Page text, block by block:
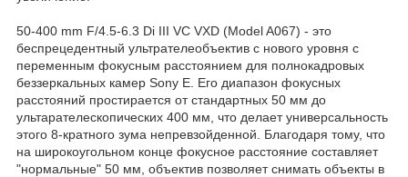
50-400 mm F/4.5-6.3 Di III VC VXD (Model A067) - это
беспрецедентный ультрателеобъектив с нового уровня с
переменным фокусным расстоянием для полнокадровых
беззеркальных камер Sony E. Его диапазон фокусных
расстояний простирается от стандартных 50 мм до
ультарателескопических 400 мм, что делает универсальность
этого 8-кратного зума непревзойденной. Благодаря тому, что
на широкоугольном конце фокусное расстояние составляет
"нормальные" 50 мм, объектив позволяет снимать объекты в